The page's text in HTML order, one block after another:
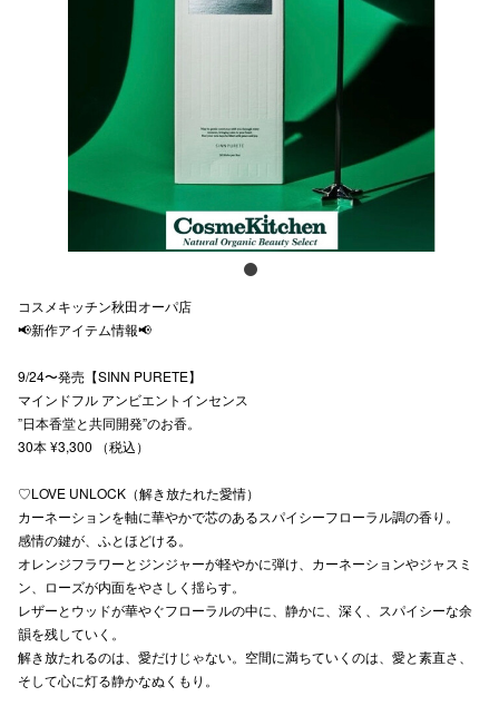
コスメキッチン秋田オーパ店
📢新作アイテム情報📢
9/24〜発売【SINN PURETE】
マインドフル アンビエントインセンス
”日本香堂と共同開発”のお香。
30本 ¥3,300 （税込）
♡LOVE UNLOCK（解き放たれた愛情）
カーネーションを軸に華やかで芯のあるスパイシーフローラル調の香り。
感情の鍵が、ふとほどける。
オレンジフラワーとジンジャーが軽やかに弾け、カーネーションやジャスミ
ン、ローズが内面をやさしく揺らす。
レザーとウッドが華やぐフローラルの中に、静かに、深く、スパイシーな余
韻を残していく。
解き放たれるのは、愛だけじゃない。空間に満ちていくのは、愛と素直さ、
そして心に灯る静かなぬくもり。
公式SNS
秋田オ
高崎オ
新百合丘